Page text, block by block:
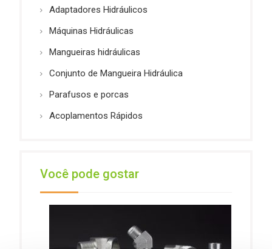
Adaptadores Hidráulicos
Máquinas Hidráulicas
Mangueiras hidráulicas
Conjunto de Mangueira Hidráulica
Parafusos e porcas
Acoplamentos Rápidos
Você pode gostar